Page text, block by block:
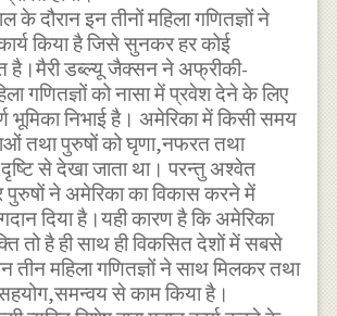
के दौरान इन तीनों महिला गणितज्ञों ने
किया है जिसे सुनकर हर कोई
है।मैरी डब्ल्यू जैक्सन ने अफ्रीकी-
गणितज्ञों को नासा में प्रवेश देने के लिए
भूमिका निभाई है। अमेरिका में किसी समय
तथा पुरुषों को घृणा,नफरत तथा
से देखा जाता था। परन्तु अश्वेत
ने अमेरिका का विकास करने में
दिया है।यही कारण है कि अमेरिका
तो है ही साथ ही विकसित देशों में सबसे
तीन महिला गणितज्ञों ने साथ मिलकर तथा
से काम किया है।